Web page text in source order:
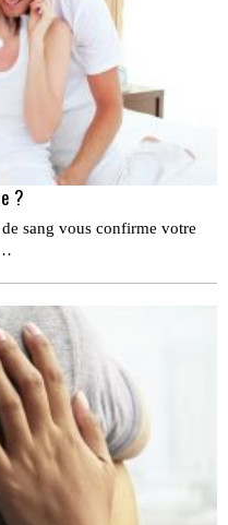
?
sang vous confirme votre